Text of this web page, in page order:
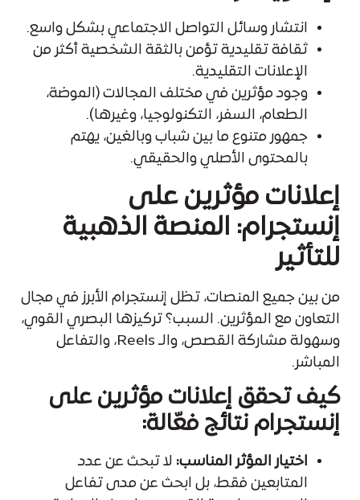
انتشار وسائل التواصل الاجتماعي بشكل واسع.
ثقافة تقليدية تؤمن بالثقة الشخصية أكثر من
الإعلانات التقليدية.
وجود مؤثرين في مختلف المجالات (الموضة،
الطعام، السفر، التكنولوجيا، وغيرها).
جمهور متنوع ما بين شباب وبالغين، يهتم
بالمحتوى الأصلي والحقيقي.
إعلانات مؤثرين على
إنستجرام: المنصة الذهبية
للتأثير
من بين جميع المنصات، تظل إنستجرام الأبرز في مجال
التعاون مع المؤثرين. السبب؟ تركيزها البصري القوي،
وسهولة مشاركة القصص، والـ Reels، والتفاعل
المباشر.
كيف تحقق إعلانات مؤثرين على
إنستجرام نتائج فعّالة:
اختيار المؤثر المناسب: لا تبحث عن عدد
المتابعين فقط، بل ابحث عن مدى تفاعل